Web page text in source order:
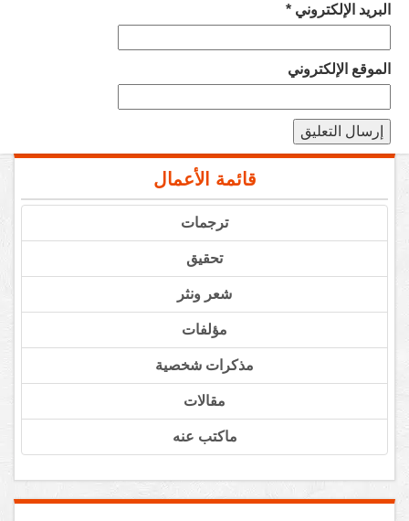
البريد الإلكتروني *
الموقع الإلكتروني
قائمة الأعمال
ترجمات
تحقيق
شعر ونثر
مؤلفات
مذكرات شخصية
مقالات
ماكتب عنه